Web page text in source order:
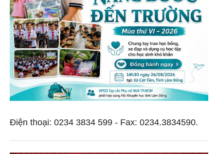
Điện thoại: 0234 3834 599 - Fax: 0234.3834590.